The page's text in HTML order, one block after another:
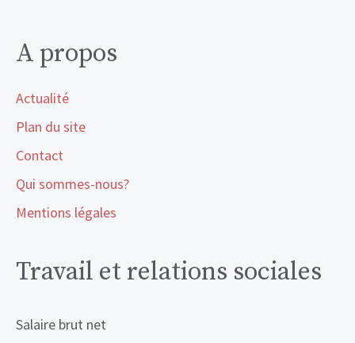
A propos
Actualité
Plan du site
Contact
Qui sommes-nous?
Mentions légales
Travail et relations sociales
Salaire brut net